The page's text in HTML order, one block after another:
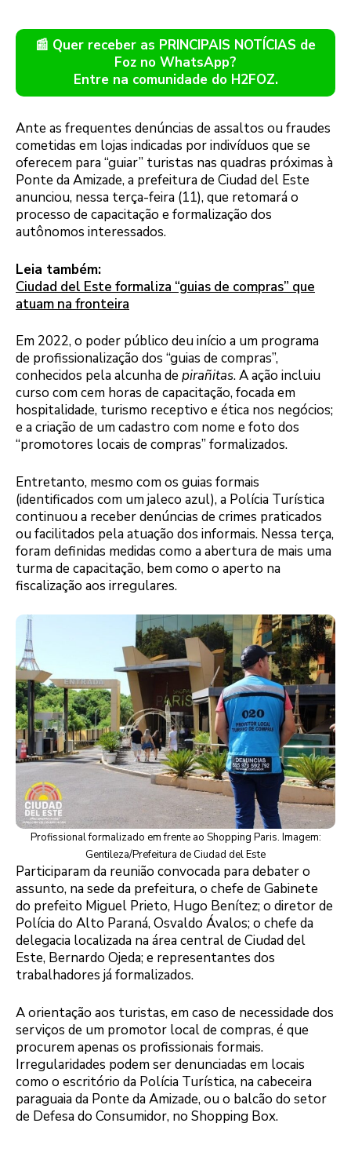
📰 Quer receber as PRINCIPAIS NOTÍCIAS de
Foz no WhatsApp?
Entre na comunidade do H2FOZ.
Ante as frequentes denúncias de assaltos ou fraudes
cometidas em lojas indicadas por indivíduos que se
oferecem para “guiar” turistas nas quadras próximas à
Ponte da Amizade, a prefeitura de Ciudad del Este
anunciou, nessa terça-feira (11), que retomará o
processo de capacitação e formalização dos
autônomos interessados.
Leia também:
Ciudad del Este formaliza “guias de compras” que
atuam na fronteira
Em 2022, o poder público deu início a um programa
de profissionalização dos “guias de compras”,
conhecidos pela alcunha de pirañitas. A ação incluiu
curso com cem horas de capacitação, focada em
hospitalidade, turismo receptivo e ética nos negócios;
e a criação de um cadastro com nome e foto dos
“promotores locais de compras” formalizados.
Entretanto, mesmo com os guias formais
(identificados com um jaleco azul), a Polícia Turística
continuou a receber denúncias de crimes praticados
ou facilitados pela atuação dos informais. Nessa terça,
foram definidas medidas como a abertura de mais uma
turma de capacitação, bem como o aperto na
fiscalização aos irregulares.
Profissional formalizado em frente ao Shopping Paris. Imagem:
Gentileza/Prefeitura de Ciudad del Este
Participaram da reunião convocada para debater o
assunto, na sede da prefeitura, o chefe de Gabinete
do prefeito Miguel Prieto, Hugo Benítez; o diretor de
Polícia do Alto Paraná, Osvaldo Ávalos; o chefe da
delegacia localizada na área central de Ciudad del
Este, Bernardo Ojeda; e representantes dos
trabalhadores já formalizados.
A orientação aos turistas, em caso de necessidade dos
serviços de um promotor local de compras, é que
procurem apenas os profissionais formais.
Irregularidades podem ser denunciadas em locais
como o escritório da Polícia Turística, na cabeceira
paraguaia da Ponte da Amizade, ou o balcão do setor
de Defesa do Consumidor, no Shopping Box.